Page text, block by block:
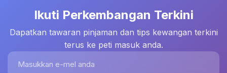
Ikuti Perkembangan Terkini
Dapatkan tawaran pinjaman dan tips kewangan terkini
terus ke peti masuk anda.
Masukkan e-mel anda